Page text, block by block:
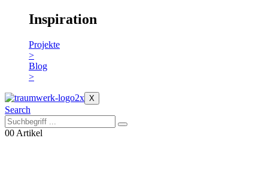
Inspiration
Projekte
>
Blog
>
X
Search
00 Artikel